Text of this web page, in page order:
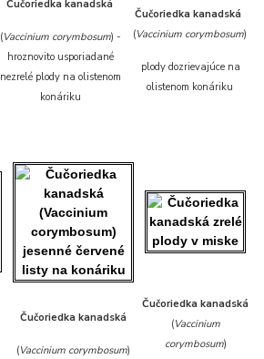
Čučoriedka kanadská
(Vaccinium corymbosum) -
hroznovito usporiadané
nezrelé plody na olistenom
konáriku
Čučoriedka kanadská
(Vaccinium corymbosum)
plody dozrievajúce na
olistenom konáriku
Čučoriedka kanadská
(Vaccinium corymbosum)
Čučoriedka kanadská
(Vaccinium
corymbosum)